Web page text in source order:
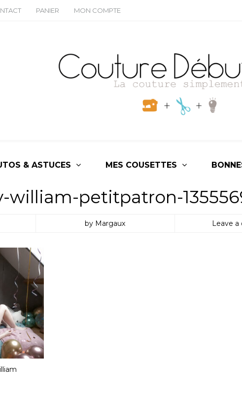
PANIER MON COMPTE
& ASTUCES MES COUSETTES
william-petitpatron-
by Margaux Leave